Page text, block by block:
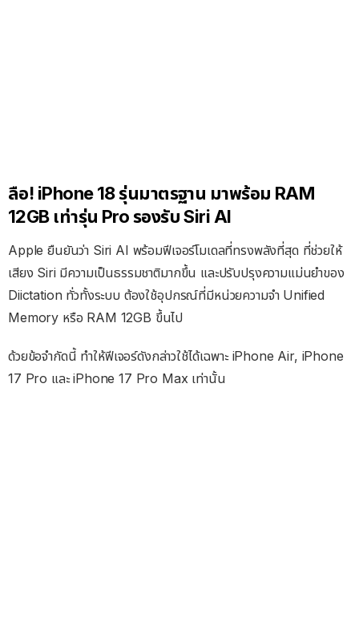
ลือ! iPhone 18 รุ่นมาตรฐาน มาพร้อม RAM
12GB เท่ารุ่น Pro รองรับ Siri AI
Apple ยืนยันว่า Siri AI พร้อมฟีเจอร์โมเดลที่ทรงพลังที่สุด ที่ช่วยให้
เสียง Siri มีความเป็นธรรมชาติมากขึ้น และปรับปรุงความแม่นยำของ
Diictation ทั่วทั้งระบบ ต้องใช้อุปกรณ์ที่มีหน่วยความจำ Unified
Memory หรือ RAM 12GB ขึ้นไป
ด้วยข้อจำกัดนี้ ทำให้ฟีเจอร์ดังกล่าวใช้ได้เฉพาะ iPhone Air, iPhone
17 Pro และ iPhone 17 Pro Max เท่านั้น